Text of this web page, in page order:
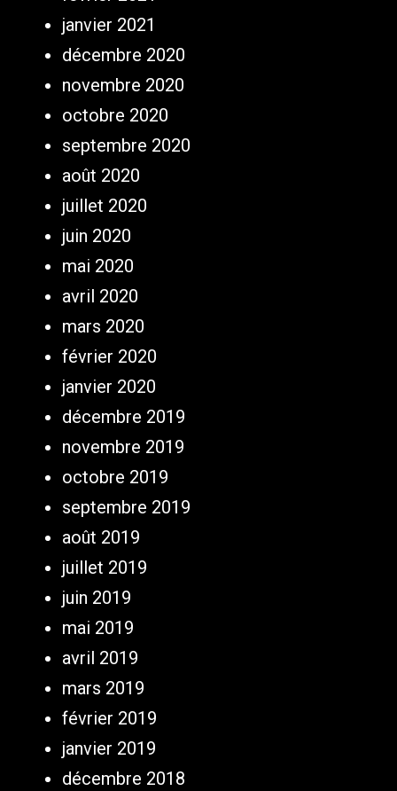
janvier 2021
décembre 2020
novembre 2020
octobre 2020
septembre 2020
août 2020
juillet 2020
juin 2020
mai 2020
avril 2020
mars 2020
février 2020
janvier 2020
décembre 2019
novembre 2019
octobre 2019
septembre 2019
août 2019
juillet 2019
juin 2019
mai 2019
avril 2019
mars 2019
février 2019
janvier 2019
décembre 2018